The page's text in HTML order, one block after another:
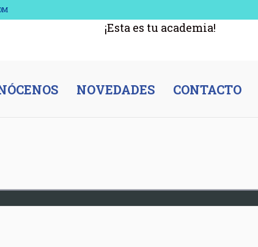
¡Esta es tu academia!
NOVEDADES CONTACTO